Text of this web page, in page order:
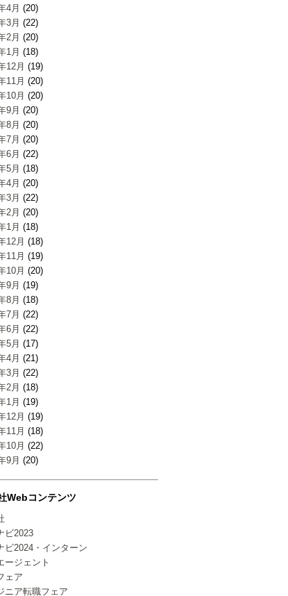
4月 (20)
3月 (22)
2月 (20)
1月 (18)
12月 (19)
11月 (20)
10月 (20)
9月 (20)
8月 (20)
7月 (20)
6月 (22)
5月 (18)
4月 (20)
3月 (22)
2月 (20)
1月 (18)
12月 (18)
11月 (19)
10月 (20)
9月 (19)
8月 (18)
7月 (22)
6月 (22)
5月 (17)
4月 (21)
3月 (22)
2月 (18)
1月 (19)
12月 (19)
11月 (18)
10月 (22)
9月 (20)
Webコンテンツ
ビ2023
ビ2024・インターン
ージェント
ェア
ニア転職フェア